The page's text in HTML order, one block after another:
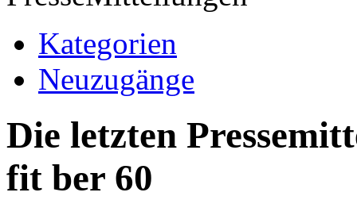
Kategorien
Neuzugänge
Die letzten
fit ber 60